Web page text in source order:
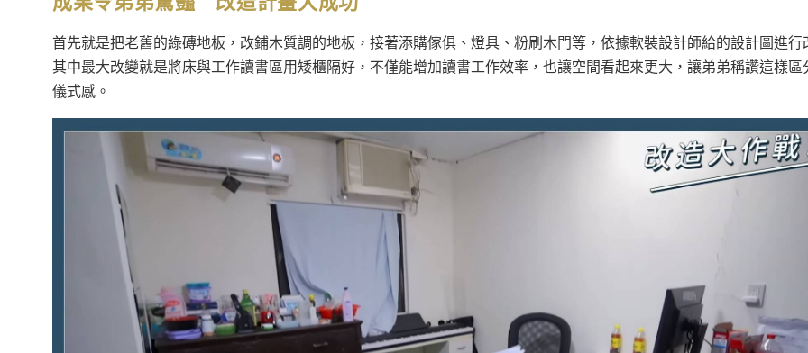
首先就是把老舊的綠磚地板，改鋪木質調的地板，接著添購傢俱、燈具、粉刷木門等，依據軟裝設計師給的設計圖進行
其中最大改變就是將床與工作讀書區用矮櫃隔好，不僅能增加讀書工作效率，也讓空間看起來更大，讓弟弟稱讚這樣區
儀式感。